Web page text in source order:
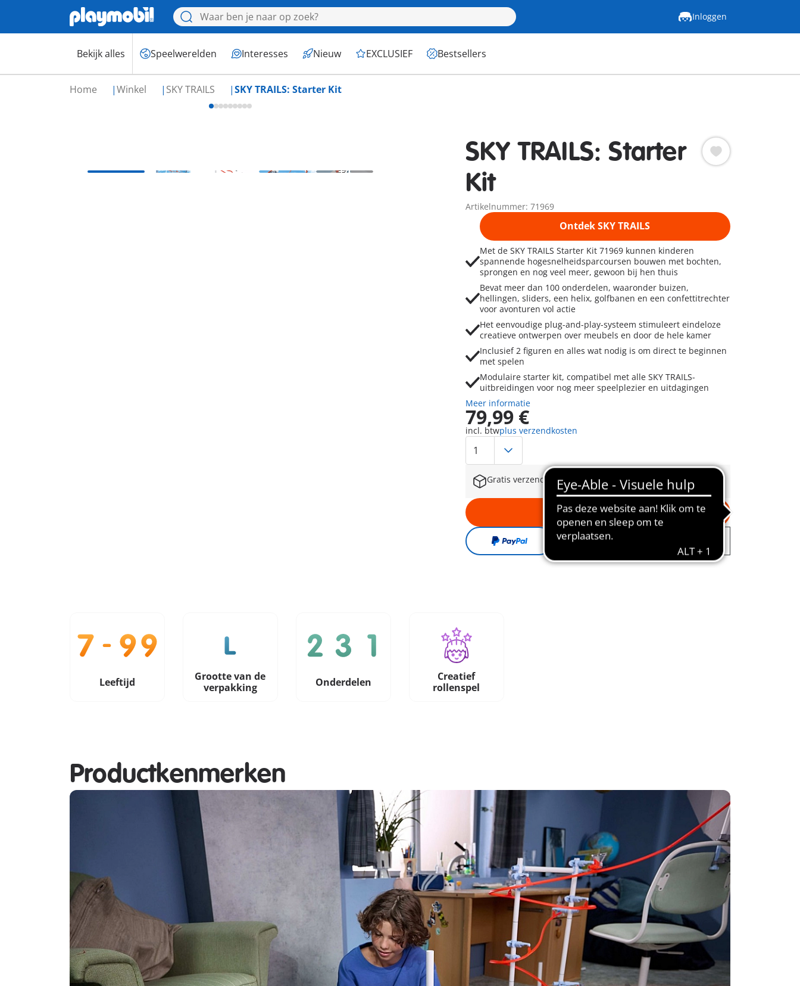
Inloggen
Bekijk alles Speelwerelden Interesses Nieuw EXCLUSIEF Bestsellers
Home Winkel SKY TRAILS SKY TRAILS: Starter Kit
+4
SKY TRAILS: Starter
Kit
Artikelnummer: 71969
Ontdek SKY TRAILS
Met de SKY TRAILS Starter Kit 71969 kunnen kinderen
spannende hogesnelheidsparcoursen bouwen met bochten,
sprongen en nog veel meer, gewoon bij hen thuis
Bevat meer dan 100 onderdelen, waaronder buizen,
hellingen, sliders, een helix, golfbanen en een confettitrechter
voor avonturen vol actie
Het eenvoudige plug-and-play-systeem stimuleert eindeloze
creatieve ontwerpen over meubels en door de hele kamer
Inclusief 2 figuren en alles wat nodig is om direct te beginnen
met spelen
Modulaire starter kit, compatibel met alle SKY TRAILS-
uitbreidingen voor nog meer speelplezier en uitdagingen
Meer informatie
79,99 €
incl. btwplus verzendkosten
Gratis verzending vanaf €30
In winkelwagen
Leeftijd
Grootte van de
verpakking
Onderdelen
Creatief
rollenspel
Productkenmerken